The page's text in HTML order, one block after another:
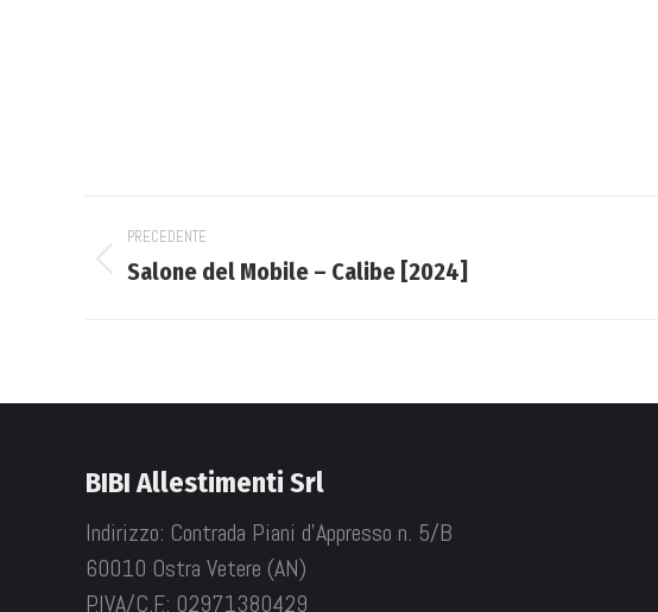
Project
navigation
PRECEDENTE
Previous
Salone del Mobile – Calibe [2024]
BIBI Allestimenti Srl
Indirizzo: Contrada Piani d'Appresso n. 5/B
60010 Ostra Vetere (AN)
P.IVA/C.F.: 02971380429